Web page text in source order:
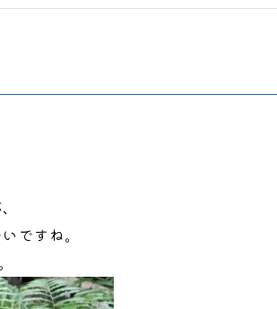
ですね。